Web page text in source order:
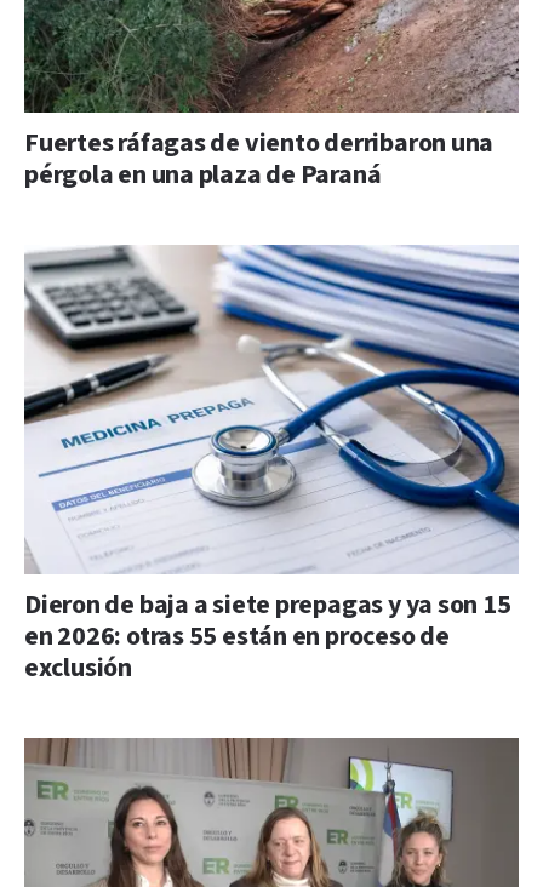
Fuertes ráfagas de viento derribaron una
pérgola en una plaza de Paraná
Dieron de baja a siete prepagas y ya son 15
en 2026: otras 55 están en proceso de
exclusión